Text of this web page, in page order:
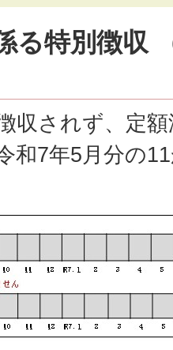
る特別徴収
収されず、定
和7年5月分の